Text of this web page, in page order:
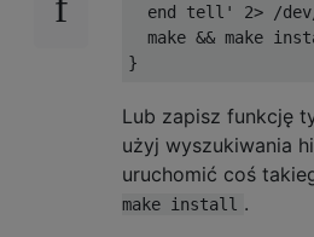
end tell' 2> /
make && make
Lub zapisz funkcję
użyj wyszukiwania
uruchomić coś
make install .